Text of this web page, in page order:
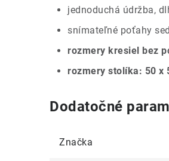
jednoduchá údržba,
snímateľné poťahy
rozmery kresiel bez
rozmery stolíka: 50 x
Dodatočné
Značka